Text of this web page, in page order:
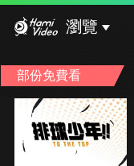
瀏覽
部份免費看